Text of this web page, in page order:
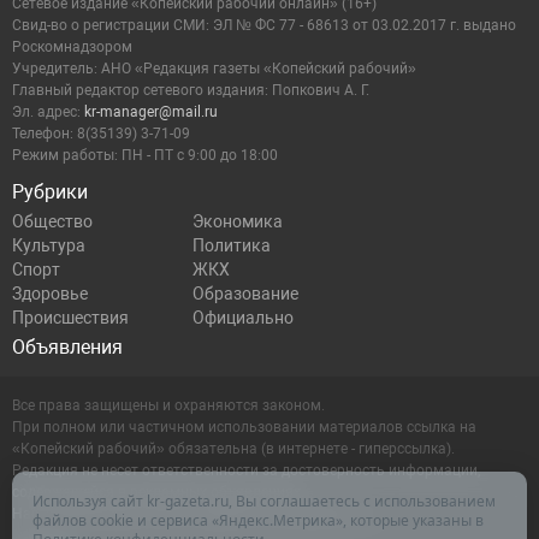
Рубрики
Общество
Экономика
Культура
Политика
Спорт
ЖКХ
Здоровье
Образование
Происшествия
Официально
Объявления
Сетевое издание «Копейский рабочий онлайн» (16+)
Cвид-во о регистрации СМИ: ЭЛ № ФС 77 - 68613 от 03.02.2017 г. выдано
Роскомнадзором
Учредитель: АНО «Редакция газеты «Копейский рабочий»
Главный редактор сетевого издания: Попкович А. Г.
Эл. адрес: kr-manager@mail.ru
Телефон: 8(35139) 3-71-09
Режим работы: ПН - ПТ с 9:00 до 18:00
Все права защищены и охраняются законом.
При полном или частичном использовании материалов ссылка на
«Копейский рабочий» обязательна (в интернете - гиперссылка).
Редакция не несет ответственности за достоверность информации,
содержащейся в рекламных объявлениях.
Настоящий ресурс может содержать материалы 16+
Используя сайт kr-gazeta.ru, Вы соглашаетесь с использованием
файлов cookie и сервиса «Яндекс.Метрика», которые указаны в